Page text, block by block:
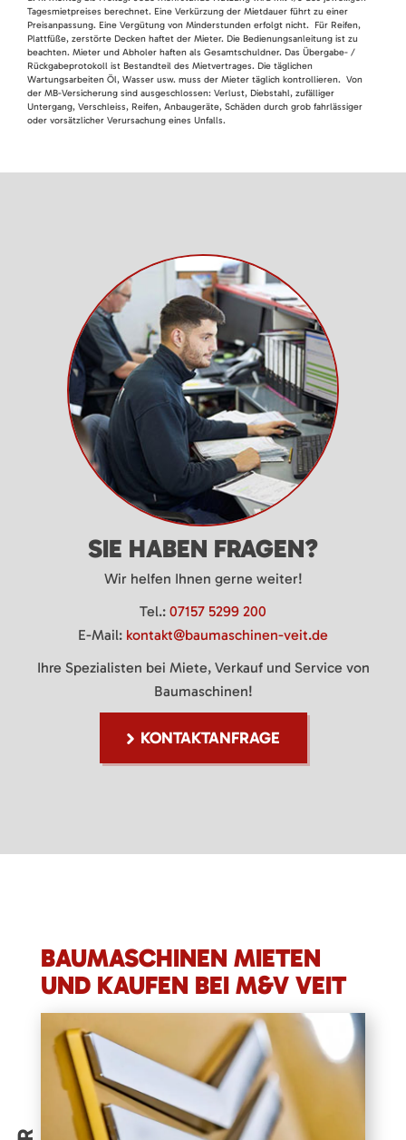
Tagesmietpreises berechnet. Eine Verkürzung der Mietdauer führt zu einer
Preisanpassung. Eine Vergütung von Minderstunden erfolgt nicht. Für Reifen,
Plattfüße, zerstörte Decken haftet der Mieter. Die Bedienungsanleitung ist zu
beachten. Mieter und Abholer haften als Gesamtschuldner. Das Übergabe- /
Rückgabeprotokoll ist Bestandteil des Mietvertrages. Die täglichen
Wartungsarbeiten Öl, Wasser usw. muss der Mieter täglich kontrollieren. Von
der MB-Versicherung sind ausgeschlossen: Verlust, Diebstahl, zufälliger
Untergang, Verschleiss, Reifen, Anbaugeräte, Schäden durch grob fahrlässiger
oder vorsätzlicher Verursachung eines Unfalls.
SIE HABEN FRAGEN?
Wir helfen Ihnen gerne weiter!
Tel.: 07157 5299 200
E-Mail: kontakt@baumaschinen-veit.de
Ihre Spezialisten bei Miete, Verkauf und Service von
Baumaschinen!
KONTAKTANFRAGE
BAUMASCHINEN MIETEN
UND KAUFEN BEI M&V VEIT